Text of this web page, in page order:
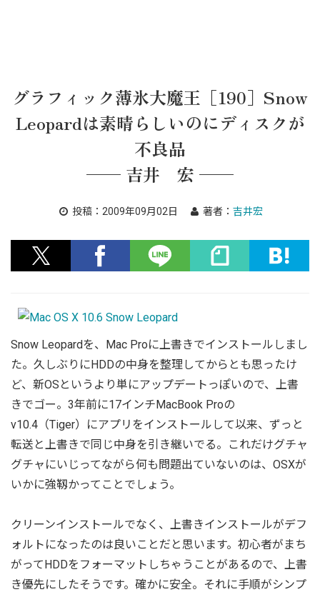
グラフィック薄氷大魔王［190］Snow
Leopardは素晴らしいのにディスクが
不良品
── 吉井 宏 ──
投稿： 2009年09月02日 著者： 吉井宏
Snow Leopardを、Mac Proに上書きでインストールしまし
た。久しぶりにHDDの中身を整理してからとも思ったけ
ど、新OSというより単にアップデートっぽいので、上書
きでゴー。3年前に17インチMacBook Proの
v10.4（Tiger）にアプリをインストールして以来、ずっと
転送と上書きで同じ中身を引き継いでる。これだけグチャ
グチャにいじってながら何も問題出ていないのは、OSXが
いかに強靱かってことでしょう。
クリーンインストールでなく、上書きインストールがデフ
ォルトになったのは良いことだと思います。初心者がまち
がってHDDをフォーマットしちゃうことがあるので、上書
き優先にしたそうです。確かに安全。それに手順がシンプ